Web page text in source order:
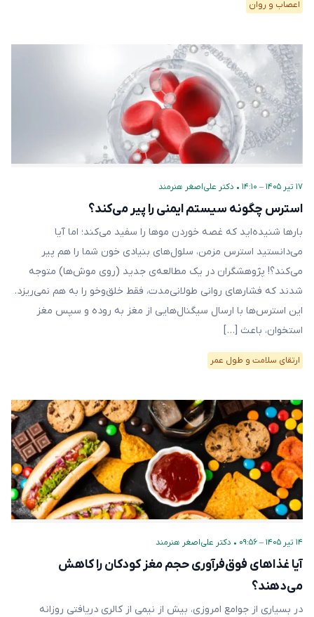
اعصاب و روان
۱۷ تیر ۱۴۰۵ – ۱۴:۱۰ • دکتر علی‌اصغر هنرمند
استرس چگونه سیستم ایمنی را پیر می‌کند؟
بارها شنیده‌اید که غصه خوردن موها را سفید می‌کند؛ اما آیا
می‌دانستید استرس مزمن، سلول‌های بنیادی خون شما را هم پیر
می‌کند؟! پژوهشگران در یک مطالعه‌ی جدید (روی موش‌ها) متوجه
شدند که فشارهای روانی طولانی‌مدت، فقط خلق‌وخو را به هم نمی‌ریزد.
این استرس‌ها با ارسال سیگنال‌هایی از مغز به روده و سپس مغز
استخوان، باعث […]
ارتقای سلامت و طول عمر
۱۴ تیر ۱۴۰۵ – ۰۹:۵۶ • دکتر علی‌اصغر هنرمند
آیا غذاهای فوق‌فرآوری‌ حجم مغز کودکان را کاهش
می‌دهند؟
در بسیاری از جوامع امروزی، بیش از نیمی از کالری دریافتی روزانه